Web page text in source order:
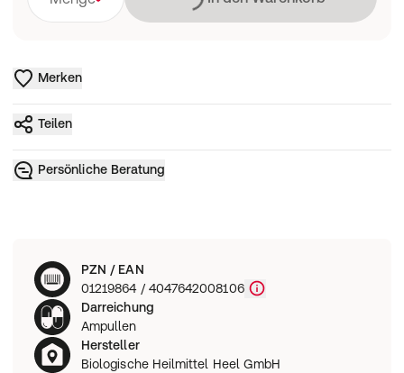
Merken
Teilen
Persönliche Beratung
PZN / EAN
01219864 / 4047642008106
Darreichung
Ampullen
Hersteller
Biologische Heilmittel Heel GmbH